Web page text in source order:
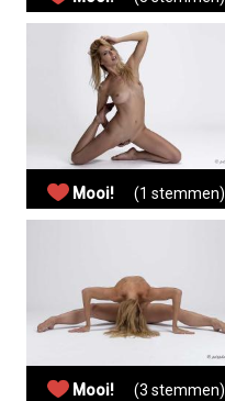
Mooi! (1 stemmen)
Mooi! (3 stemmen)